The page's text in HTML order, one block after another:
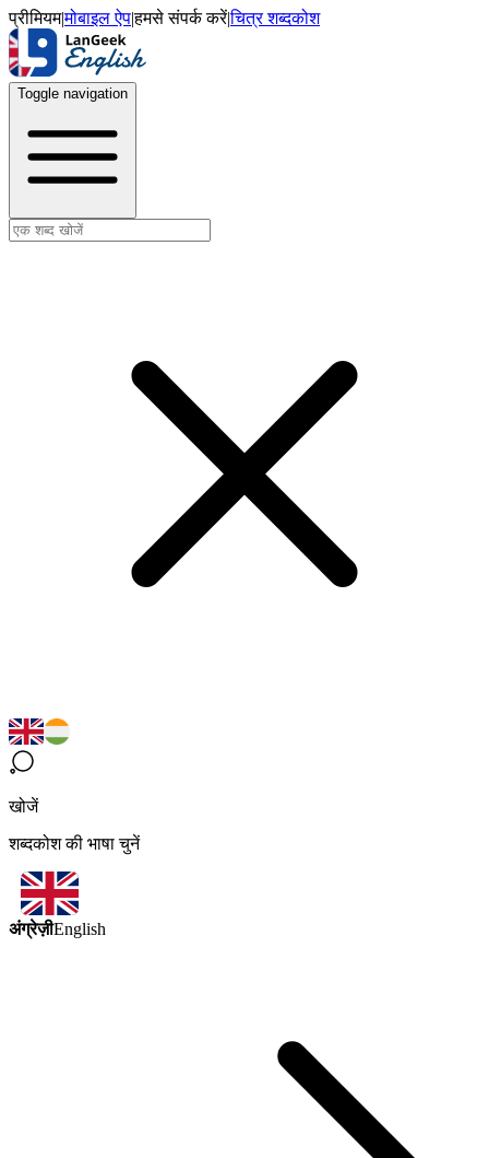
प्रीमियम|मोबाइल ऐप|हमसे संपर्क करें|चित्र शब्दकोश
Toggle navigation
खोजें
शब्दकोश की भाषा चुनें
अंग्रेज़ीEnglish